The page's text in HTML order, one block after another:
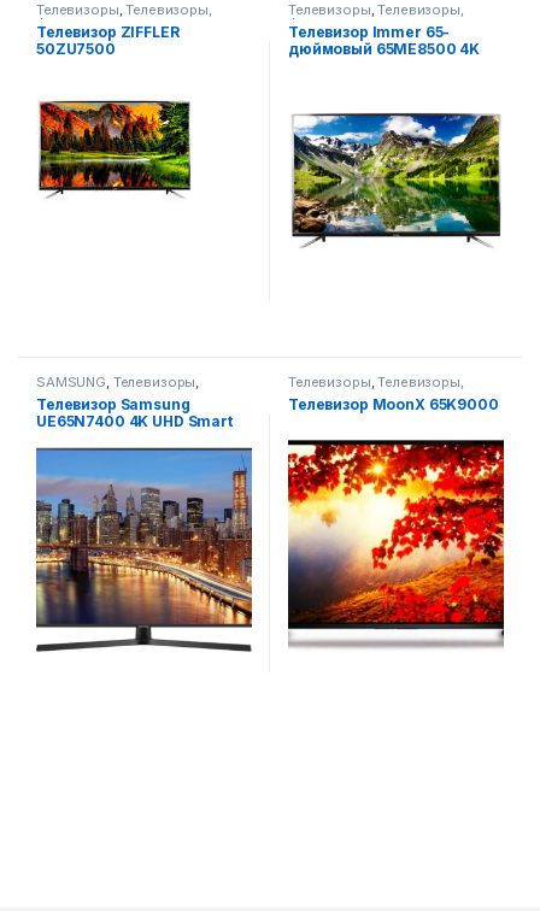
Телевизоры,Телевизоры,
фото-видео и аудио
Телевизор ZIFFLER
50ZU7500
Телевизоры,Телевизоры,
фото-видео и аудио
Телевизор Immer 65-
дюймовый 65ME8500 4K
SAMSUNG, Телевизоры,
Телевизоры, фото-видео и
аудио
Телевизор Samsung
UE65N7400 4K UHD Smart
Телевизоры,Телевизоры,
фото-видео и аудио
Телевизор MoonX 65K9000